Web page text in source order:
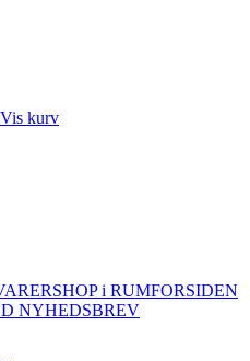
kurv
SHOP i RUMFORSIDEN
NYHEDSBREV